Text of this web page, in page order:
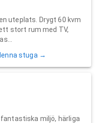
uteplats. Drygt 60 kvm
stort rum med TV,
stuga →
miljö, härliga